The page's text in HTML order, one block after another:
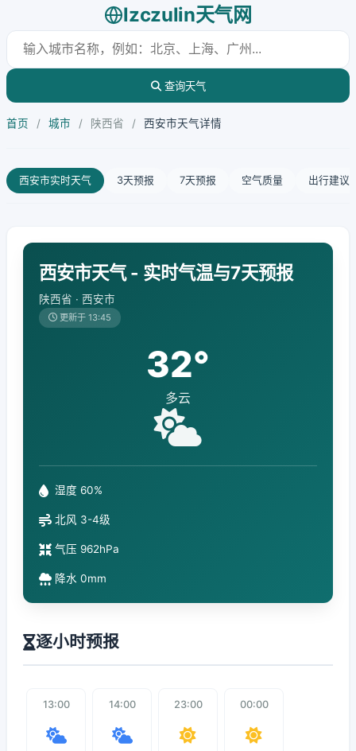
lzczulin天气网
查询天气
首页 / 城市 / 陕西省 / 西安市天气详情
西安市实时天气 3天预报 7天预报 空气质量 出行建议
西安市天气 - 实时气温与7天预报
陕西省 · 西安市
更新于 13:45
32°
多云
湿度 60%
北风 3-4级
气压 962hPa
降水 0mm
逐小时预报
13:00 14:00 23:00 00:00